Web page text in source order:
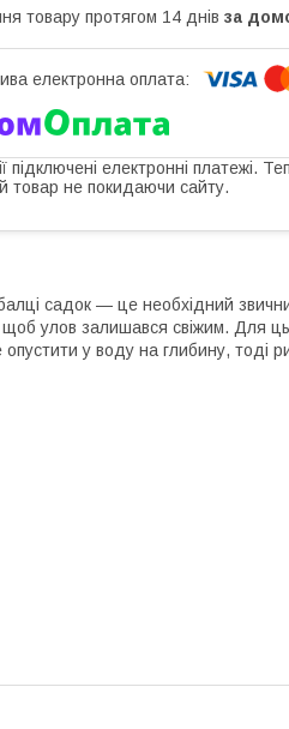
товару протягом 14 днів за
підключені електронні платежі.
товар не покидаючи сайту.
садок — це необхідний
улов залишався свіжим. Для
у воду на глибину, тоді